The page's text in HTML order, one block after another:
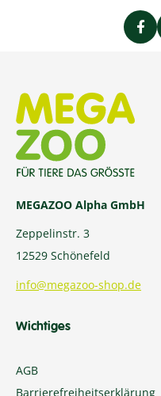
MEGAZOO Alpha GmbH
Zeppelinstr. 3
12529 Schönefeld
info@megazoo-shop.de
Wichtiges
AGB
Barrierefreiheitserklärung